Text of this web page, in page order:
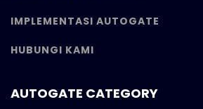
IMPLEMENTASI AUTOGATE
HUBUNGI KAMI
AUTOGATE CATEGORY